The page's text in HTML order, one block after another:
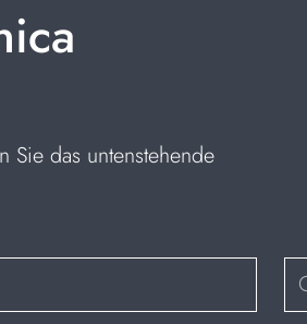
Sie das untenstehende